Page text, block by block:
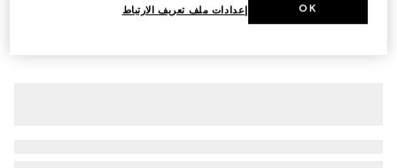
إعدادات ملف تعريف الارتباط OK